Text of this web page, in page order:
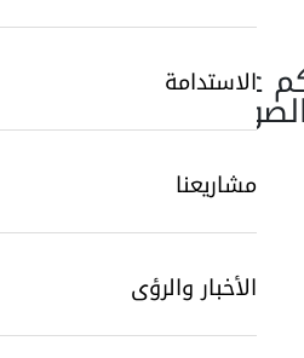
الاستدامة
مشاريعنا
الأخبار والرؤى
عن